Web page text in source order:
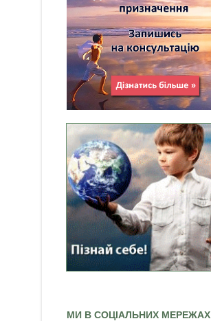
МИ В СОЦІАЛЬНИХ МЕРЕЖАХ